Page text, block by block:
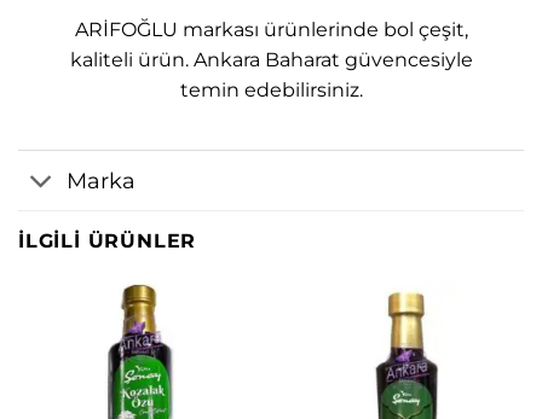
ARİFOĞLU markası ürünlerinde bol çeşit,
kaliteli ürün. Ankara Baharat güvencesiyle
temin edebilirsiniz.
Marka
İLGILI ÜRÜNLER